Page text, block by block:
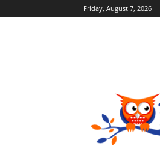
Friday, August 7, 2026